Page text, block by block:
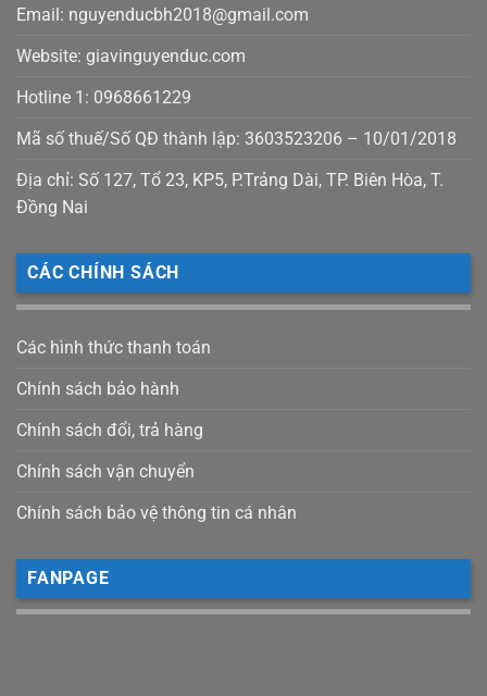
Email: nguyenducbh2018@gmail.com
Website: giavinguyenduc.com
Hotline 1: 0968661229
Mã số thuế/Số QĐ thành lập: 3603523206 – 10/01/2018
Địa chỉ: Số 127, Tổ 23, KP5, P.Trảng Dài, TP. Biên Hòa, T.
Đồng Nai
CÁC CHÍNH SÁCH
Các hình thức thanh toán
Chính sách bảo hành
Chính sách đổi, trả hàng
Chính sách vận chuyển
Chính sách bảo vệ thông tin cá nhân
FANPAGE